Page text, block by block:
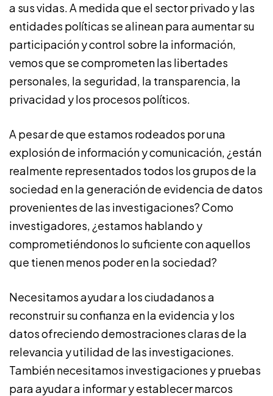
a sus vidas. A medida que el sector privado y las
entidades políticas se alinean para aumentar su
participación y control sobre la información,
vemos que se comprometen las libertades
personales, la seguridad, la transparencia, la
privacidad y los procesos políticos.
A pesar de que estamos rodeados por una
explosión de información y comunicación, ¿están
realmente representados todos los grupos de la
sociedad en la generación de evidencia de datos
provenientes de las investigaciones? Como
investigadores, ¿estamos hablando y
comprometiéndonos lo suficiente con aquellos
que tienen menos poder en la sociedad?
Necesitamos ayudar a los ciudadanos a
reconstruir su confianza en la evidencia y los
datos ofreciendo demostraciones claras de la
relevancia y utilidad de las investigaciones.
También necesitamos investigaciones y pruebas
para ayudar a informar y establecer marcos